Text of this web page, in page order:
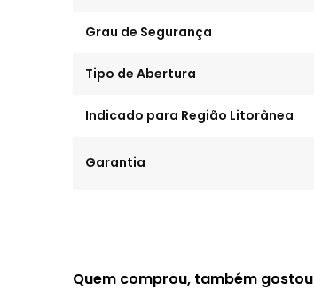
Grau de Segurança
Tipo de Abertura
Indicado para Região Litorânea
Garantia
Quem comprou, também gostou